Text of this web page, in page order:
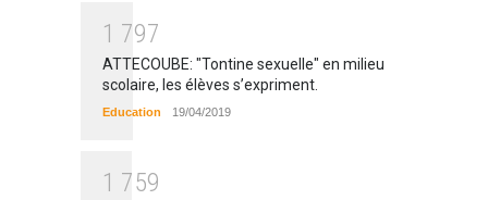
1 797
ATTECOUBE: "Tontine sexuelle" en milieu
scolaire, les élèves s’expriment.
Education 19/04/2019
1 759